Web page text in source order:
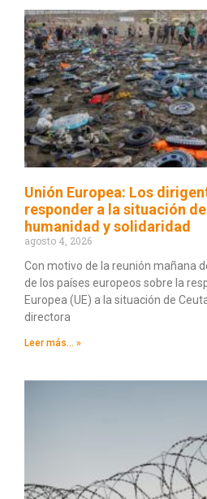
Unión Europea: Los
responder a la situación
humanidad y solidaridad
agosto 4, 2026
Con motivo de la reunión mañana
de los países europeos sobre la
Europea (UE) a la situación de
directora
Leer más... »